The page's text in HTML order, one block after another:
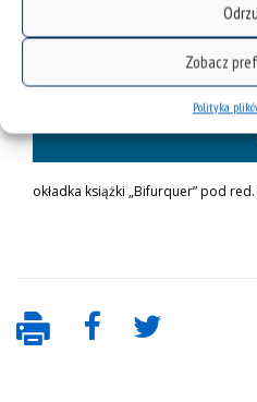
Zobacz
Polityka
okładka książki „Bifurquer” pod